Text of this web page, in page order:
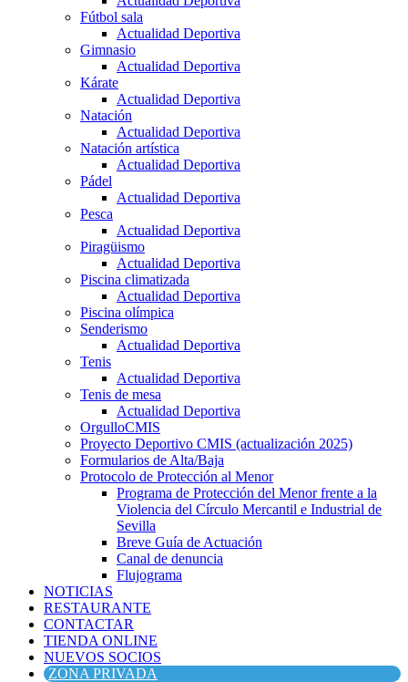
Fútbol sala
Actualidad Deportiva
Gimnasio
Actualidad Deportiva
Kárate
Actualidad Deportiva
Natación
Actualidad Deportiva
Natación artística
Actualidad Deportiva
Pádel
Actualidad Deportiva
Pesca
Actualidad Deportiva
Piragüismo
Actualidad Deportiva
Piscina climatizada
Actualidad Deportiva
Piscina olímpica
Senderismo
Actualidad Deportiva
Tenis
Actualidad Deportiva
Tenis de mesa
Actualidad Deportiva
OrgulloCMIS
Proyecto Deportivo CMIS (actualización 2025)
Formularios de Alta/Baja
Protocolo de Protección al Menor
Programa de Protección del Menor frente a la
Violencia del Círculo Mercantil e Industrial de
Sevilla
Breve Guía de Actuación
Canal de denuncia
Flujograma
NOTICIAS
RESTAURANTE
CONTACTAR
TIENDA ONLINE
NUEVOS SOCIOS
ZONA PRIVADA